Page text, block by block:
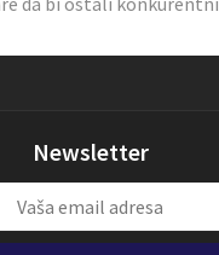
Newsletter